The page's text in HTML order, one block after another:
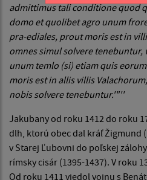
admittimus tali conditione quod
domo et quolibet agro unum
pra-ediales, prout moris est in
omnes simul solvere
unum temlo (si) etiam quis
moris est in allis villis
nobis solvere tenebuntur.'"''
Jakubany od roku 1412 do roku
dlh, kto­rú obec dal kráľ Žigmund
v Starej Ľubovni do poľskej
rímsky cisár (1395-1437). V roku
Od roku 1411 viedol vojnu s